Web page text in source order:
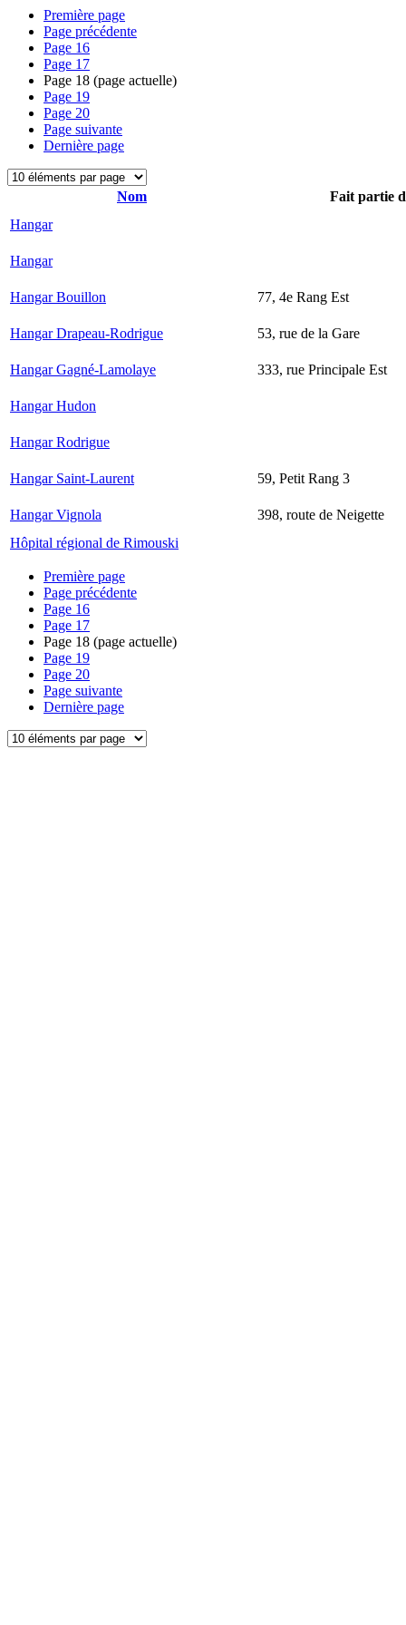
Première page
Page précédente
Page 16
Page 17
Page 18 (page actuelle)
Page 19
Page 20
Page suivante
Dernière page
Nom
Fait partie
Hangar
Hangar
Hangar Bouillon 77, 4e Rang Est
Hangar Drapeau-Rodrigue 53, rue de la Gare
Hangar Gagné-Lamolaye 333, rue Principale Est
Hangar Hudon
Hangar Rodrigue
Hangar Saint-Laurent 59, Petit Rang 3
Hangar Vignola
398, route de Neigette
Hôpital régional de Rimouski
Première page
Page précédente
Page 16
Page 17
Page 18 (page actuelle)
Page 19
Page 20
Page suivante
Dernière page